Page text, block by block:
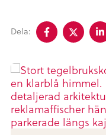
Dela:
Dela
på
facebook
Dela
på
twitter